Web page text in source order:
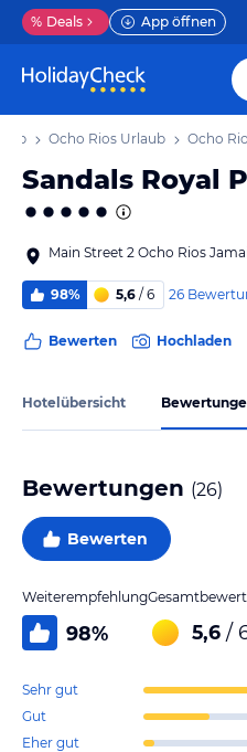
% Deals App öffnen
Ocho Rios Urlaub Ocho
Sandals Royal
Main Street 2 Ocho Rios
98% 5,6 / 6 26
Bewerten Hochladen
Hotelübersicht
Bewertungen (26)
Bewerten
Weiterempfehlung
98% 5,6 /
Sehr gut
Gut
Eher gut